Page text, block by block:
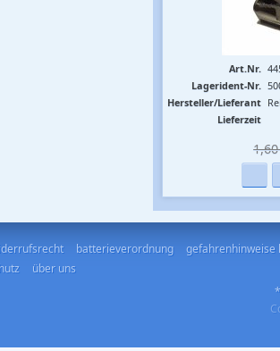
Art.Nr.
Lagerident-Nr.
Hersteller/Lieferant
Lieferzeit
1,60
batterieverordnung
gefahrenhinweise
über uns